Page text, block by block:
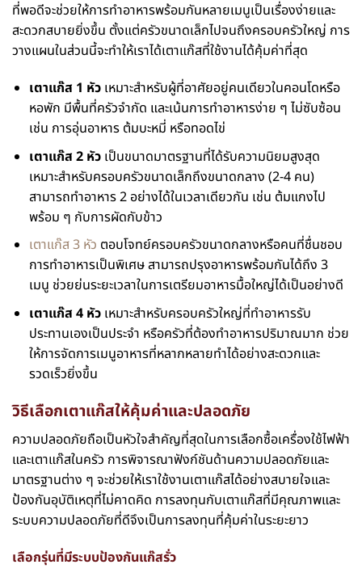
ที่พอดีจะช่วยให้การทำอาหารพร้อมกันหลายเมนูเป็นเรื่องง่ายและ
สะดวกสบายยิ่งขึ้น ตั้งแต่ครัวขนาดเล็กไปจนถึงครอบครัวใหญ่ การ
วางแผนในส่วนนี้จะทำให้เราได้เตาแก๊สที่ใช้งานได้คุ้มค่าที่สุด
เตาแก๊ส 1 หัว เหมาะสำหรับผู้ที่อาศัยอยู่คนเดียวในคอนโดหรือ
หอพัก มีพื้นที่ครัวจำกัด และเน้นการทำอาหารง่าย ๆ ไม่ซับซ้อน
เช่น การอุ่นอาหาร ต้มบะหมี่ หรือทอดไข่
เตาแก๊ส 2 หัว เป็นขนาดมาตรฐานที่ได้รับความนิยมสูงสุด
เหมาะสำหรับครอบครัวขนาดเล็กถึงขนาดกลาง (2-4 คน)
สามารถทำอาหาร 2 อย่างได้ในเวลาเดียวกัน เช่น ต้มแกงไป
พร้อม ๆ กับการผัดกับข้าว
เตาแก๊ส 3 หัว ตอบโจทย์ครอบครัวขนาดกลางหรือคนที่ชื่นชอบ
การทำอาหารเป็นพิเศษ สามารถปรุงอาหารพร้อมกันได้ถึง 3
เมนู ช่วยย่นระยะเวลาในการเตรียมอาหารมื้อใหญ่ได้เป็นอย่างดี
เตาแก๊ส 4 หัว เหมาะสำหรับครอบครัวใหญ่ที่ทำอาหารรับ
ประทานเองเป็นประจำ หรือครัวที่ต้องทำอาหารปริมาณมาก ช่วย
ให้การจัดการเมนูอาหารที่หลากหลายทำได้อย่างสะดวกและ
รวดเร็วยิ่งขึ้น
วิธีเลือกเตาแก๊สให้คุ้มค่าและปลอดภัย
ความปลอดภัยถือเป็นหัวใจสำคัญที่สุดในการเลือกซื้อเครื่องใช้ไฟฟ้า
และเตาแก๊สในครัว การพิจารณาฟังก์ชันด้านความปลอดภัยและ
มาตรฐานต่าง ๆ จะช่วยให้เราใช้งานเตาแก๊สได้อย่างสบายใจและ
ป้องกันอุบัติเหตุที่ไม่คาดคิด การลงทุนกับเตาแก๊สที่มีคุณภาพและ
ระบบความปลอดภัยที่ดีจึงเป็นการลงทุนที่คุ้มค่าในระยะยาว
เลือกรุ่นที่มีระบบป้องกันแก๊สรั่ว